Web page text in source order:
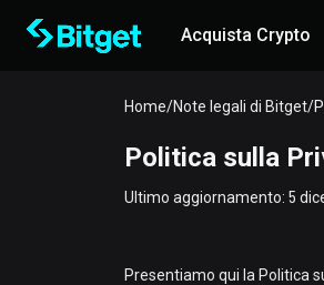
Acquista Crypto
Home/Note legali di Bitget/
Politica sulla
Ultimo aggiornamento: 5
Presentiamo qui la Politica